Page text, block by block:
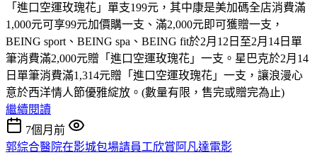
「進口空運玫瑰花」單支199元，其中康是美加碼全店消費滿
1,000元可享99元加價購一支、滿2,000元即可獲贈一支，
BEING sport、BEING spa、BEING fit於2月12日至2月14日單
筆消費滿2,000元贈「進口空運玫瑰花」一支。星巴克於2月14
日單筆消費滿1,314元贈「進口空運玫瑰花」一支，讓浪漫心
意於西洋情人節優雅綻放。(數量有限，售完或贈完為止)
繼續閱讀
7個月前
郭綜合醫院在影城包場請員工欣賞阿凡達電影